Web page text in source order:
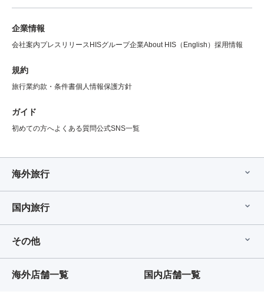
企業情報
会社案内プレスリリース HISグループ企業About HIS（English） 採用情報
規約
旅行業約款・条件書個人情報保護方針
ガイド
初めての方へよくある質問公式SNS一覧
海外旅行
国内旅行
その他
海外店舗一覧 国内店舗一覧